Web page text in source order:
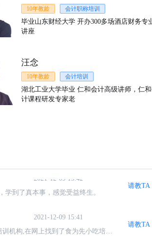
10年教龄 会计职称培训
毕业山东财经大学 开办300多场酒店财务专业
讲座
汪念
10年教龄 会计培训
湖北工业大学毕业 仁和会计高级讲师，仁和会
计课程研发专家老
手操作，而且都是包学会为止，售
。
2021-12-09 15:47
去看一下。
学到了真本事，感觉受益终生。
机构,在网上找到了食为先小吃培训
开业了,谢谢李师傅！